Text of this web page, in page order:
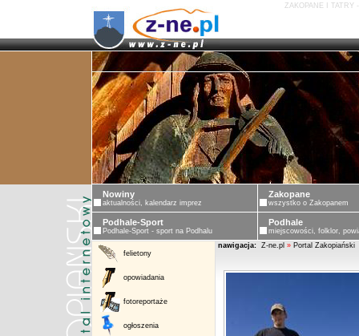
ZAKOPANE I TATRY
Nowiny
aktualności, kalendarz imprez
Zakopane
wszystko o Zakopanem
Podhale-Sport
Podhale-Sport - sport na Podhalu
Podhale
miejscowości, folklor,
felietony
opowiadania
fotoreportaże
ogłoszenia
nawigacja: Z-ne.pl » Portal Zakopiański